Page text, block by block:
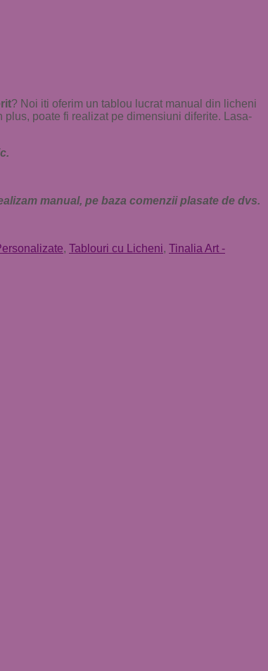
? Noi iti oferim un tablou lucrat manual din licheni
plus, poate fi realizat pe dimensiuni diferite. Lasa-
manual, pe baza comenzii plasate de dvs.
, Tablouri cu Licheni, Tinalia Art -